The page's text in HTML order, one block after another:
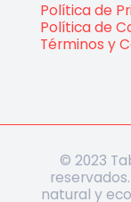
Política de
Política de
Términos y
© 2023
natural y